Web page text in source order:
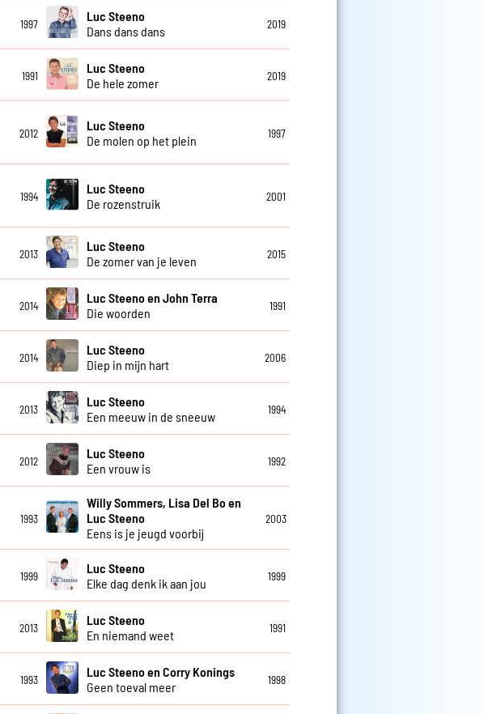
1997
Luc Steeno
Dans dans dans
2019
1991
Luc Steeno
De hele zomer
2019
2012
Luc Steeno
De molen op het plein
1997
1994
Luc Steeno
De rozenstruik
2001
2013
Luc Steeno
De zomer van je leven
2015
2014
Luc Steeno en John Terra
Die woorden
1991
2014
Luc Steeno
Diep in mijn hart
2006
2013
Luc Steeno
Een meeuw in de sneeuw
1994
2012
Luc Steeno
Een vrouw is
1992
1993
Willy Sommers, Lisa Del Bo en
Luc Steeno
Eens is je jeugd voorbij
2003
1999
Luc Steeno
Elke dag denk ik aan jou
1999
2013
Luc Steeno
En niemand weet
1991
1993
Luc Steeno en Corry Konings
Geen toeval meer
1998